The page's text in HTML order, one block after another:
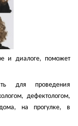
и диалоге, поможет
для проведения
дефектологом,
на прогулке, в